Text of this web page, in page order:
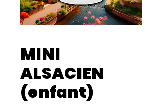
MINI
ALSACIEN
(enfant)